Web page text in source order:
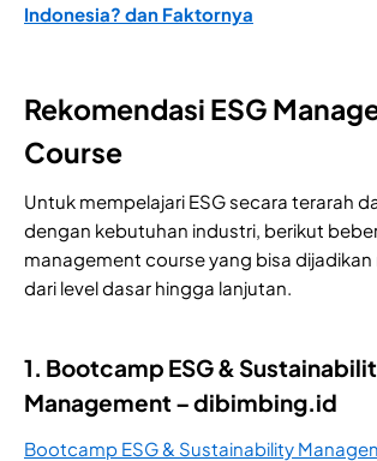
Indonesia? dan Faktornya
Rekomendasi ESG
Course
Untuk mempelajari ESG secara terarah
dengan kebutuhan industri, berikut
management course yang bisa dijadikan
dari level dasar hingga lanjutan.
1. Bootcamp ESG &
Management – dibimbing.id
Bootcamp ESG & Sustainability